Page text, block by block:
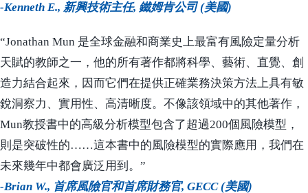
-Kenneth E., 新興技術主任, 鐵姆肯公司 (美國)
“Jonathan Mun 是全球金融和商業史上最富有風險定量分析
天賦的教師之一，他的所有著作都將科學、藝術、直覺、創
造力結合起來，因而它們在提供正確業務決策方法上具有敏
銳洞察力、實用性、高清晰度。不像該領域中的其他著作，
Mun教授書中的高級分析模型包含了超過200個風險模型，
則是突破性的……這本書中的風險模型的實際應用，我們在
未來幾年中都會廣泛用到。”
-Brian W., 首席風險官和首席財務官, GECC (美國)